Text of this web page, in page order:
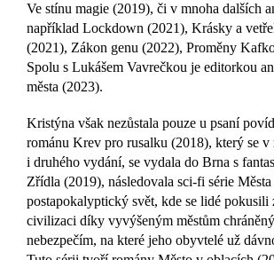
Ve stínu magie (2019), či v mnoha dalších
například Lockdown (2021), Krásky a
(2021), Zákon genu (2022), Proměny
Spolu s Lukášem Vavrečkou je editorkou
města (2023).
Kristýna však nezůstala pouze u psaní
románu Krev pro rusalku (2018), který se v
i druhého vydání, se vydala do Brna s
Zřídla (2019), následovala sci-fi série
postapokalyptický svět, kde se lidé pokusili
civilizaci díky vyvýšeným městům
nebezpečím, na které jeho obyvtelé už